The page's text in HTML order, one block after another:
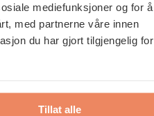
mediefunksjoner og for å
med partnerne våre innen
du har gjort tilgjengelig for
Tillat alle